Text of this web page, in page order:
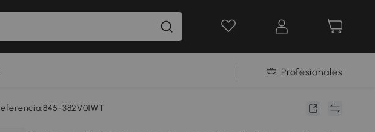
Profesionales
382V01WT